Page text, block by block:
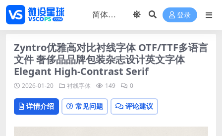
登录
Zyntro优雅高对比衬线字体 OTF/TTF多语言
文件 奢侈品品牌包装杂志设计英文字体
Elegant High-Contrast Serif
2026-01-20 衬线字体 149 0
详情介绍 常见问题 评论建议